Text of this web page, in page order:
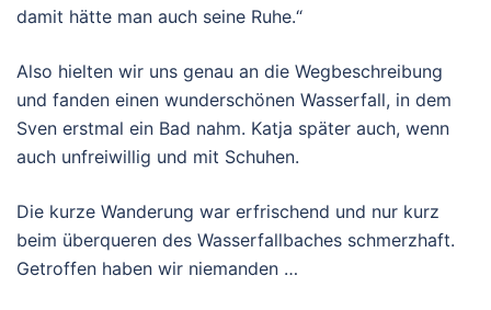
damit hätte man auch seine Ruhe.“
Also hielten wir uns genau an die Wegbeschreibung
und fanden einen wunderschönen Wasserfall, in dem
Sven erstmal ein Bad nahm. Katja später auch, wenn
auch unfreiwillig und mit Schuhen.
Die kurze Wanderung war erfrischend und nur kurz
beim überqueren des Wasserfallbaches schmerzhaft.
Getroffen haben wir niemanden …